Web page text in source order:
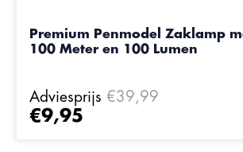
Premium Penmodel Zaklamp
100 Meter en 100 Lumen
Adviesprijs €39,99
€9,95